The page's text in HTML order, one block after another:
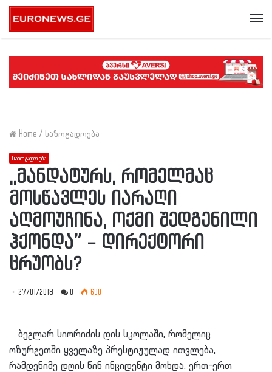
Home / საზოგადოება
საზოგადოება
,,მანდატურს, რომელმაც
მოსწავლეს იარაღი
აღმოუჩინა, ოქმი შედგენილი
ჰქონდა” – დირექტორი
ცრუობს?
27/01/2018 0 690
ბეგლარ სიორიძის დის სკოლაში, რომელიც
ოზურგეთში ყველაზე პრესტიჟულად ითვლება,
რამდენიმე დღის წინ ინციდენტი მოხდა. ერთ-ერთ